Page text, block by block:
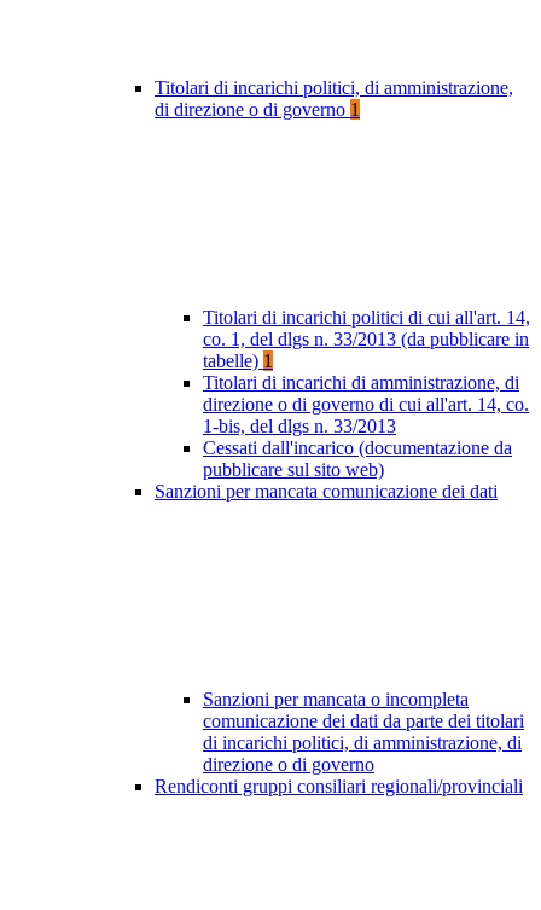
Titolari di incarichi politici, di amministrazione,
di direzione o di governo 1
Titolari di incarichi politici di cui all'art. 14,
co. 1, del dlgs n. 33/2013 (da pubblicare in
tabelle) 1
Titolari di incarichi di amministrazione, di
direzione o di governo di cui all'art. 14, co.
1-bis, del dlgs n. 33/2013
Cessati dall'incarico (documentazione da
pubblicare sul sito web)
Sanzioni per mancata comunicazione dei dati
Sanzioni per mancata o incompleta
comunicazione dei dati da parte dei titolari
di incarichi politici, di amministrazione, di
direzione o di governo
Rendiconti gruppi consiliari regionali/provinciali